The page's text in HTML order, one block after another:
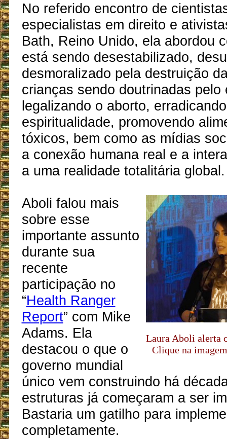
No referido encontro de
especialistas em direito e
Bath, Reino Unido, ela abordou
está sendo desestabilizado,
desmoralizado pela destruição
crianças sendo doutrinadas pelo
legalizando o aborto,
espiritualidade, promovendo
tóxicos, bem como as mídias
a conexão humana real e a
a uma realidade totalitária global.
Laura Aboli alerta
Clique na
Aboli falou mais
sobre esse
importante assunto
durante sua
recente
participação no
“Health Ranger
Report” com Mike
Adams. Ela
destacou o que o
governo mundial
único vem construindo há
estruturas já começaram a ser
Bastaria um gatilho para
completamente.